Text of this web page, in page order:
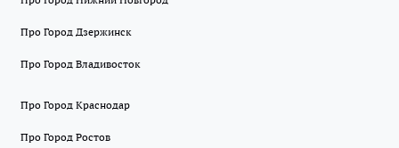
Про Город Дзержинск
Про Город Владивосток
Про Город Краснодар
Про Город Ростов